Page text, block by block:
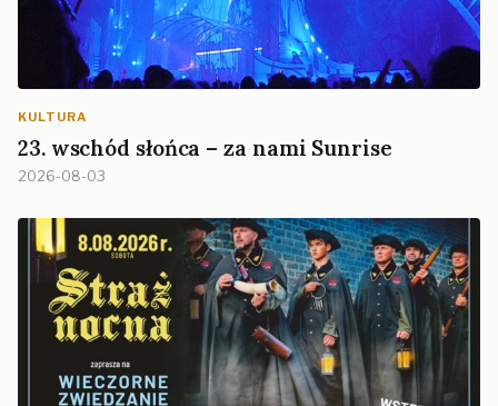
KULTURA
23. wschód słońca – za nami Sunrise
2026-08-03